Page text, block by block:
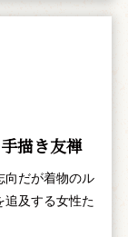
描き友禅
向だが着物のル
追及する女性た